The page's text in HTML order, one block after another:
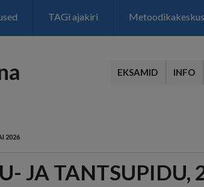
TAGi ajakiri Metoodikakeskus
EKSAMID INFO
2026
JA TANTSUPIDU,